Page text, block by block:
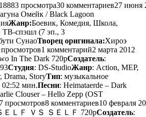
просмотра30 комментариев27 июня
Омейк / Black Lagoon
Жанр:Боевик, Комедия, Школа,
ТВ-спэшл (7 эп., 3
СунаоТворец оригинала:Хироэ
комментарий2 марта 2012
In The Dark 720pСоздатель:
Студия: DS-StudioЖанр: Action, MEP,
Drama, StoryТип: музыкальное
02:52 мин.Песни: Heimataerde – Dark
Clouser – Hello Zepp (OST
просмотров8 комментариев10 февраля
ＥＬＦ ＶＳ ＳＥＬＦ 720pСоздатель: